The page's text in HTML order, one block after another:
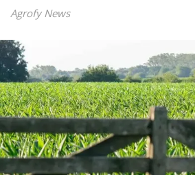
Agrofy News